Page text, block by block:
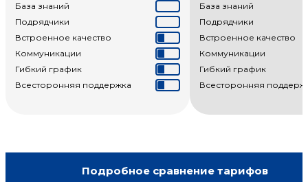
База знаний
Подрядчики
Встроенное качество
Коммуникации
Гибкий график
Всесторонняя поддержка
База знаний
Подрядчики
Встроенное качество
Коммуникации
Гибкий график
Всесторонняя
Подробное сравнение тарифов